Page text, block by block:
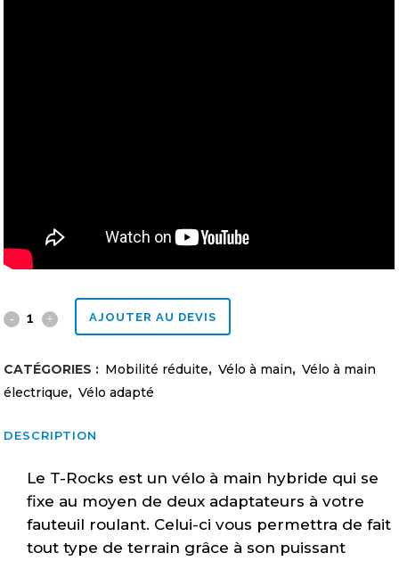
Vélo
main
Rocks
quantity
AJOUTER AU DEVIS
CATÉGORIES : Mobilité réduite, Vélo à main, Vélo à main
électrique, Vélo adapté
DESCRIPTION
Le T-Rocks est un vélo à main hybride qui se
fixe au moyen de deux adaptateurs à votre
fauteuil roulant. Celui-ci vous permettra de fait
tout type de terrain grâce à son puissant